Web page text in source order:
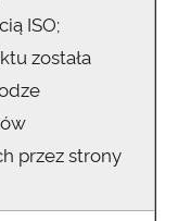
ISO;
została
przez strony